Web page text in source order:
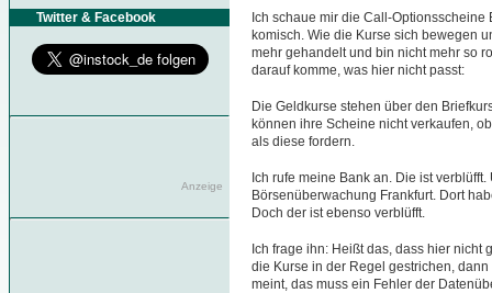
Twitter & Facebook
Anzeige
Ich schaue mir die Call-
komisch. Wie die Kurse sich bewegen
mehr gehandelt und bin nicht mehr so
darauf komme, was hier nicht passt:
Die Geldkurse stehen über den
können ihre Scheine nicht verkaufen,
als diese fordern.
Ich rufe meine Bank an. Die ist
Börsenüberwachung Frankfurt. Dort
Doch der ist ebenso verblüfft.
Ich frage ihn: Heißt das, dass hier
die Kurse in der Regel gestrichen,
meint, das muss ein Fehler der